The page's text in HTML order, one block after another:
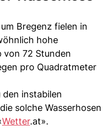
Bregenz fielen in
hohe
von 72 Stunden
pro Quadratmeter
den instabilen
solche Wasserhosen
Wetter.at».